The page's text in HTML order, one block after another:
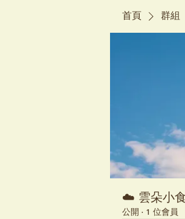
首頁 群組
☁️ 雲朵小
公開 · 1 位會員